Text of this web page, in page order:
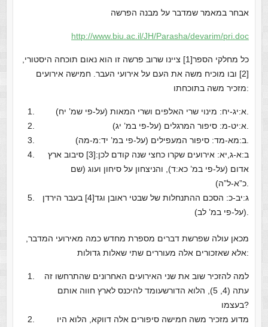
אבחר במאמר שמדבר על מבנה הפרשה
http://www.biu.ac.il/JH/Parasha/devarim/pri.doc
כל מחלקי הספר[1] ציינו שרוב פרשה זו הוא נאום תוכחה היסטורי,
[2] ובו מוכיח משה את העם על אירועי העבר. חמישה אירועים
מזכיר משה בתוכחתו:
ב:א-ג,יא: אירועים שקרו כחצי שנה קודם לכן:[3] סיבוב ארץ
אדום (על-פי במ’ כא:ד), והניצחון על סיחון ועוג (שם
ג:יב-כ: הסכם ההתנחלות של שבטי ראובן וגד[4] בעבר הירדן
מכאן עולה שפרשת דברים מספרת מחדש כמה מאירועי המדבר,
אלא שאזכורים אלה מעוררים שתי שאלות גדולות:
למה להזכיר שוב את שני האירועים האחרונים שהתרחשו זה
עתה (4, 5), הלוא הדורשעומד להיכנס לארץ חווה אותם
בעצמו?
מדוע מזכיר משה חמישה סיפורים אלה דווקא, הלוא היו